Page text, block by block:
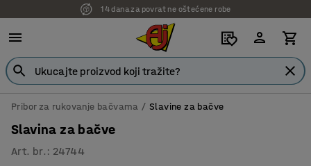
14 dana za povrat ne oštećene robe
Pribor za rukovanje bačvama Slavine za bačve
Slavina za bačve
Art. br. : 24744